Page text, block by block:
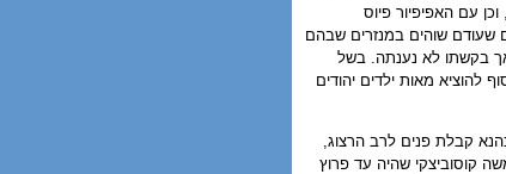
עם האפיפיור פיוס
שעודם שוהים במנזרים שבהם
אך בקשתו לא נענתה. בשל
להוציא מאות ילדים יהודים
קבלת פנים לרב הרצוג,
קוסוביצקי שהיה עד פרוץ